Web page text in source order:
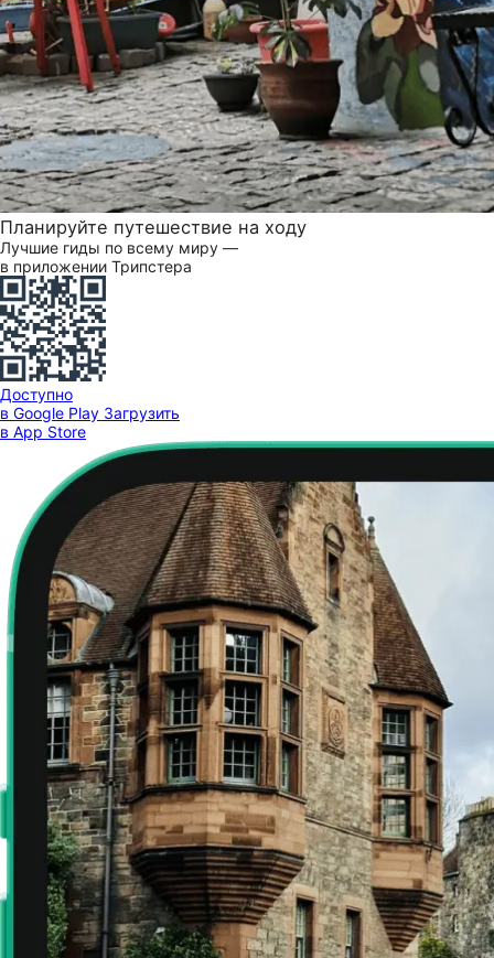
Планируйте путешествие на ходу
Лучшие гиды по всему миру —
в приложении Трипстера
Доступно
в Google Play Загрузить
в App Store